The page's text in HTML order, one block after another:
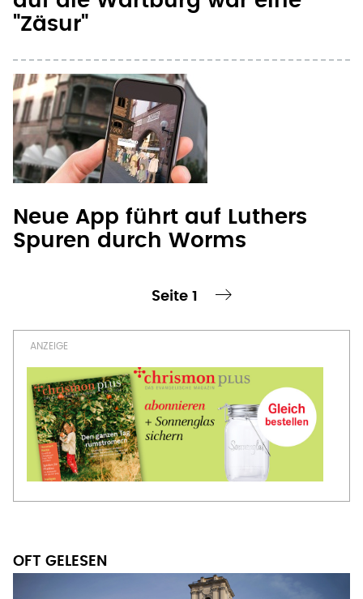
"Zäsur"
Neue App führt auf Luthers
Spuren durch Worms
Seite 1
nächste Seite ›
OFT GELESEN